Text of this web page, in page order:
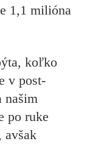
1,1 milióna
koľko
v post-
našim
po ruke
avšak